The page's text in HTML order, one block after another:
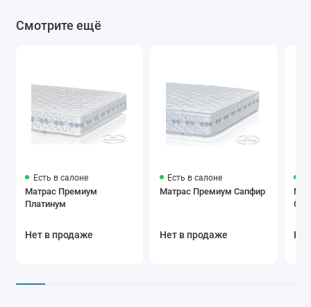
Смотрите ещё
Есть в салоне
Матрас Премиум
Платинум
Нет в продаже
Есть в салоне
Матрас Премиум Сапфир
Нет в продаже